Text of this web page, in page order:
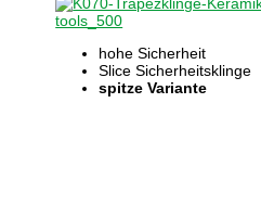
hohe Sicherheit
Slice Sicherheitsklinge
spitze Variante